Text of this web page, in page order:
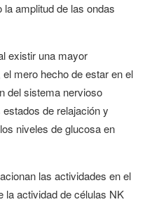
amplitud de las ondas
existir una mayor
mero hecho de estar en el
del sistema nervioso
de relajación y
niveles de glucosa en
las actividades en el
la actividad de células NK